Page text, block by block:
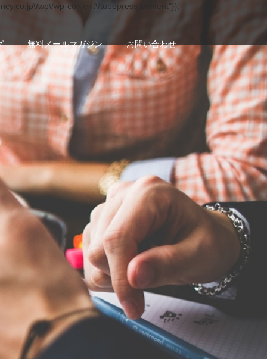
wp\/wp-content\/tubepress-content"}};
無料メールマガジン お問い合わせ